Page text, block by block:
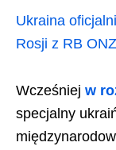
Ukraina
Rosji z RB
Wcześniej w
specjalny